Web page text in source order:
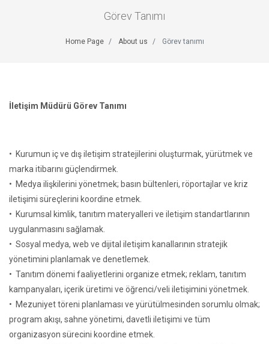
Görev Tanımı
Home Page About us Görev tanımı
İletişim Müdürü Görev Tanımı
• Kurumun iç ve dış iletişim stratejilerini oluşturmak, yürütmek ve
marka itibarını güçlendirmek.
• Medya ilişkilerini yönetmek; basın bültenleri, röportajlar ve kriz
iletişimi süreçlerini koordine etmek.
• Kurumsal kimlik, tanıtım materyalleri ve iletişim standartlarının
uygulanmasını sağlamak.
• Sosyal medya, web ve dijital iletişim kanallarının stratejik
yönetimini planlamak ve denetlemek.
• Tanıtım dönemi faaliyetlerini organize etmek; reklam, tanıtım
kampanyaları, içerik üretimi ve öğrenci/veli iletişimini yönetmek.
• Mezuniyet töreni planlaması ve yürütülmesinden sorumlu olmak;
program akışı, sahne yönetimi, davetli iletişimi ve tüm
organizasyon sürecini koordine etmek.